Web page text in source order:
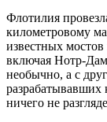
Флотилия
километровому
известных
включая Нотр-
необычно, а с
ничего не